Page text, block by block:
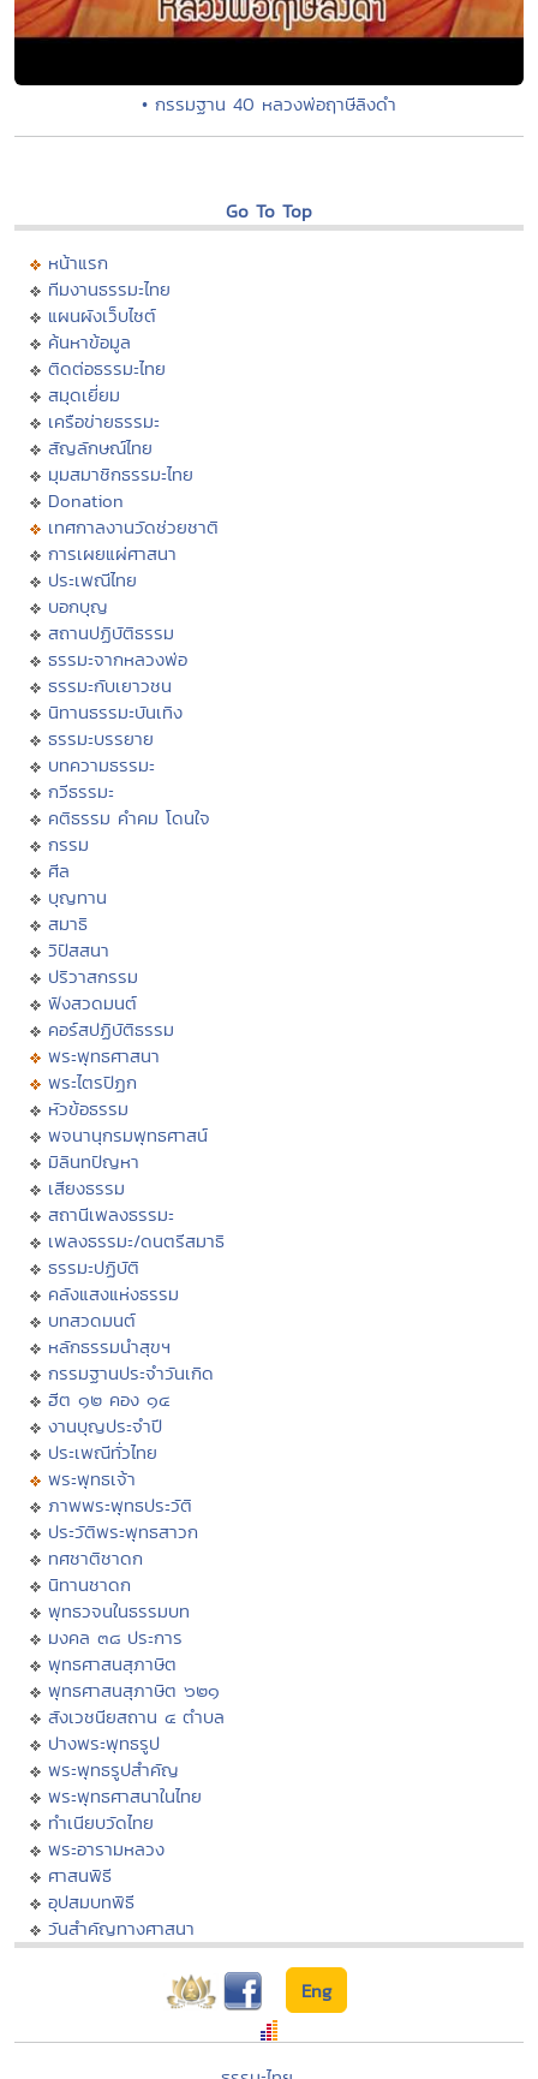
• กรรมฐาน 40 หลวงพ่อฤาษีลิงดำ
Go To Top
หน้าแรก
ทีมงานธรรมะไทย
แผนผังเว็บไซต์
ค้นหาข้อมูล
ติดต่อธรรมะไทย
สมุดเยี่ยม
เครือข่ายธรรมะ
สัญลักษณ์ไทย
มุมสมาชิกธรรมะไทย
Donation
เทศกาลงานวัดช่วยชาติ
การเผยแผ่ศาสนา
ประเพณีไทย
บอกบุญ
สถานปฏิบัติธรรม
ธรรมะจากหลวงพ่อ
ธรรมะกับเยาวชน
นิทานธรรมะบันเทิง
ธรรมะบรรยาย
บทความธรรมะ
กวีธรรมะ
คติธรรม คำคม โดนใจ
กรรม
ศีล
บุญทาน
สมาธิ
วิปัสสนา
ปริวาสกรรม
ฟังสวดมนต์
คอร์สปฏิบัติธรรม
พระพุทธศาสนา
พระไตรปิฏก
หัวข้อธรรม
พจนานุกรมพุทธศาสน์
มิลินทปัญหา
เสียงธรรม
สถานีเพลงธรรมะ
เพลงธรรมะ/ดนตรีสมาธิ
ธรรมะปฏิบัติ
คลังแสงแห่งธรรม
บทสวดมนต์
หลักธรรมนำสุขฯ
กรรมฐานประจำวันเกิด
ฮีต ๑๒ คอง ๑๔
งานบุญประจำปี
ประเพณีทั่วไทย
พระพุทธเจ้า
ภาพพระพุทธประวัติ
ประวัติพระพุทธสาวก
ทศชาติชาดก
นิทานชาดก
พุทธวจนในธรรมบท
มงคล ๓๘ ประการ
พุทธศาสนสุภาษิต
พุทธศาสนสุภาษิต ๖๒๑
สังเวชนียสถาน ๔ ตำบล
ปางพระพุทธรูป
พระพุทธรูปสำคัญ
พระพุทธศาสนาในไทย
ทำเนียบวัดไทย
พระอารามหลวง
ศาสนพิธี
อุปสมบทพิธี
วันสำคัญทางศาสนา
Eng